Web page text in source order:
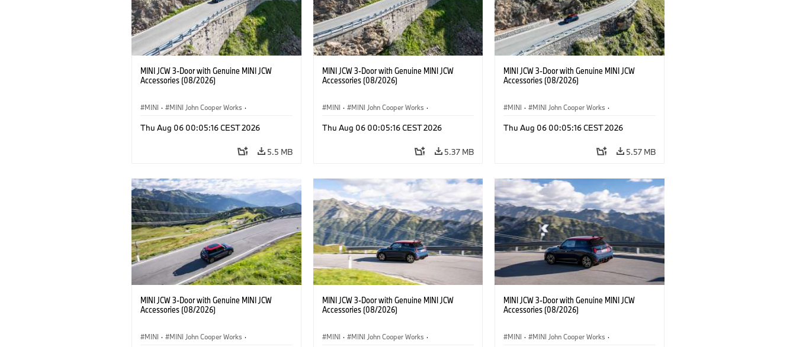
MINI JCW 3-Door with Genuine MINI JCW
Accessories (08/2026)
MINI · MINI John Cooper Works ·
Optional Extras, Accessories
Thu Aug 06 00:05:16 CEST 2026
5.5 MB
MINI JCW 3-Door with Genuine MINI JCW
Accessories (08/2026)
MINI · MINI John Cooper Works ·
Optional Extras, Accessories
Thu Aug 06 00:05:16 CEST 2026
5.37 MB
MINI JCW 3-Door with Genuine MINI JCW
Accessories (08/2026)
MINI · MINI John Cooper Works ·
Optional Extras, Accessories
Thu Aug 06 00:05:16 CEST 2026
5.57 MB
MINI JCW 3-Door with Genuine MINI JCW
Accessories (08/2026)
MINI · MINI John Cooper Works ·
MINI JCW 3-Door with Genuine MINI JCW
Accessories (08/2026)
MINI · MINI John Cooper Works ·
MINI JCW 3-Door with Genuine MINI JCW
Accessories (08/2026)
MINI · MINI John Cooper Works ·